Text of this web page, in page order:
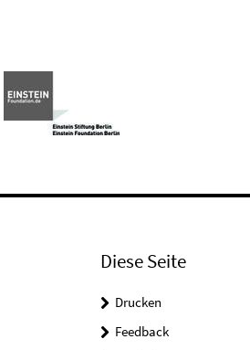
Diese Seite
Drucken
Feedback